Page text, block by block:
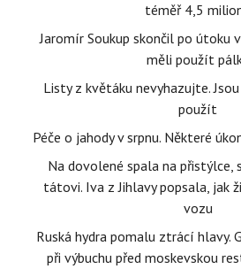
téměř 4,5
Jaromír Soukup skončil po útoku
měli použít
Listy z květáku nevyhazujte.
použít
Péče o jahody v srpnu. Některé
Na dovolené spala na přistýlce,
tátovi. Iva z Jihlavy popsala, jak
vozu
Ruská hydra pomalu ztrácí hlavy.
při výbuchu před moskevskou